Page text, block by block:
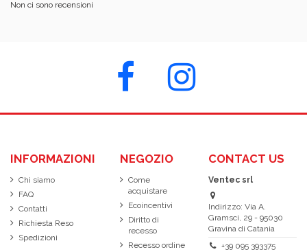
Non ci sono recensioni
INFORMAZIONI
Chi siamo
FAQ
Contatti
Richiesta Reso
Spedizioni
NEGOZIO
Come
acquistare
Ecoincentivi
Diritto di
recesso
Recesso ordine
CONTACT US
Ventec srl
Indirizzo: Via A.
Gramsci, 29 - 95030
Gravina di Catania
+39 095 393375